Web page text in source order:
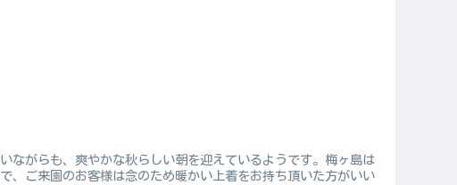
ながらも、爽やかな秋らしい朝を迎えているようです。梅ヶ島は
ご来園のお客様は念のため暖かい上着をお持ち頂いた方がいい